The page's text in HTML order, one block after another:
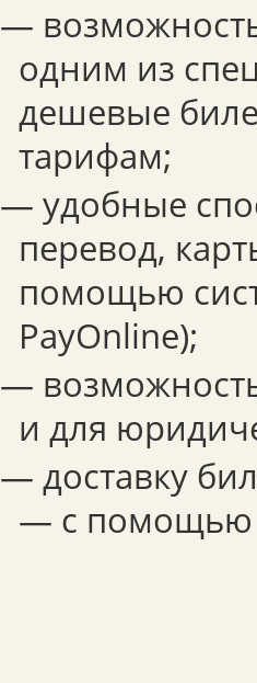
—
одним из
дешевые
тарифам;
— удобные
перевод,
помощью
PayOnline);
—
и для
— доставку
— с помощью